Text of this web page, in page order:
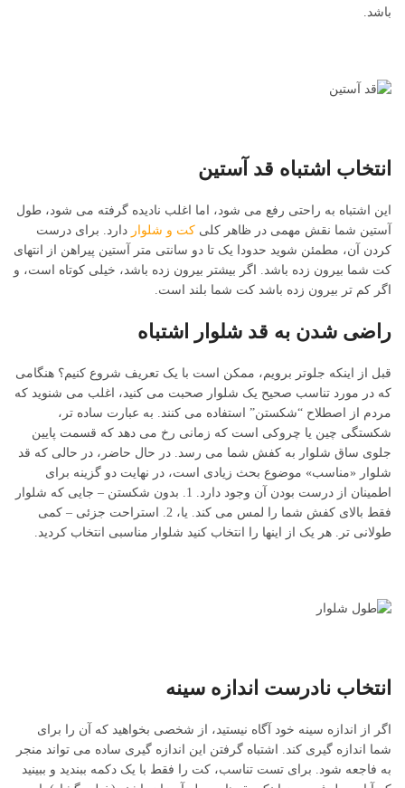
باشد.
انتخاب اشتباه قد آستین
این اشتباه به راحتی رفع می شود، اما اغلب نادیده گرفته می شود، طول
آستین شما نقش مهمی در ظاهر کلی کت و شلوار دارد. برای درست
کردن آن، مطمئن شوید حدودا یک تا دو سانتی متر آستین پیراهن از انتهای
کت شما بیرون زده باشد. اگر بیشتر بیرون زده باشد، خیلی کوتاه است، و
اگر کم تر بیرون زده باشد کت شما بلند است.
راضی شدن به قد شلوار اشتباه
قبل از اینکه جلوتر برویم، ممکن است با یک تعریف شروع کنیم؟ هنگامی
که در مورد تناسب صحیح یک شلوار صحبت می کنید، اغلب می شنوید که
مردم از اصطلاح “شکستن” استفاده می کنند. به عبارت ساده تر،
شکستگی چین یا چروکی است که زمانی رخ می دهد که قسمت پایین
جلوی ساق شلوار به کفش شما می رسد. در حال حاضر، در حالی که قد
شلوار «مناسب» موضوع بحث زیادی است، در نهایت دو گزینه برای
اطمینان از درست بودن آن وجود دارد. 1. بدون شکستن – جایی که شلوار
فقط بالای کفش شما را لمس می کند. یا، 2. استراحت جزئی – کمی
طولانی تر. هر یک از اینها را انتخاب کنید شلوار مناسبی انتخاب کردید.
انتخاب نادرست اندازه سینه
اگر از اندازه سینه خود آگاه نیستید، از شخصی بخواهید که آن را برای
شما اندازه گیری کند. اشتباه گرفتن این اندازه گیری ساده می تواند منجر
به فاجعه شود. برای تست تناسب، کت را فقط با یک دکمه ببندید و ببینید